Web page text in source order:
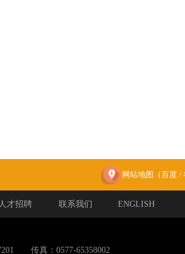
网站地图（百度 /
人才招聘 联系我们 ENGLISH
传真：0577-65358002